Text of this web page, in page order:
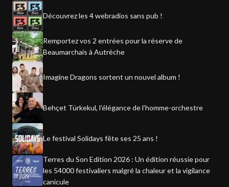
Découvrez les 4 webradios sans pub !
Remportez vos 2 entrées pour la réserve de
Beaumarchais à Autrèche
Imagine Dragons sortent un nouvel album !
Behçet Türkekul, l’élégance de l’homme-orchestre
Le festival Solidays fête ses 25 ans !
Terres du Son Edition 2026 : Un édition réussie pour
les 54000 festivaliers malgré la chaleur et la vigilance
canicule